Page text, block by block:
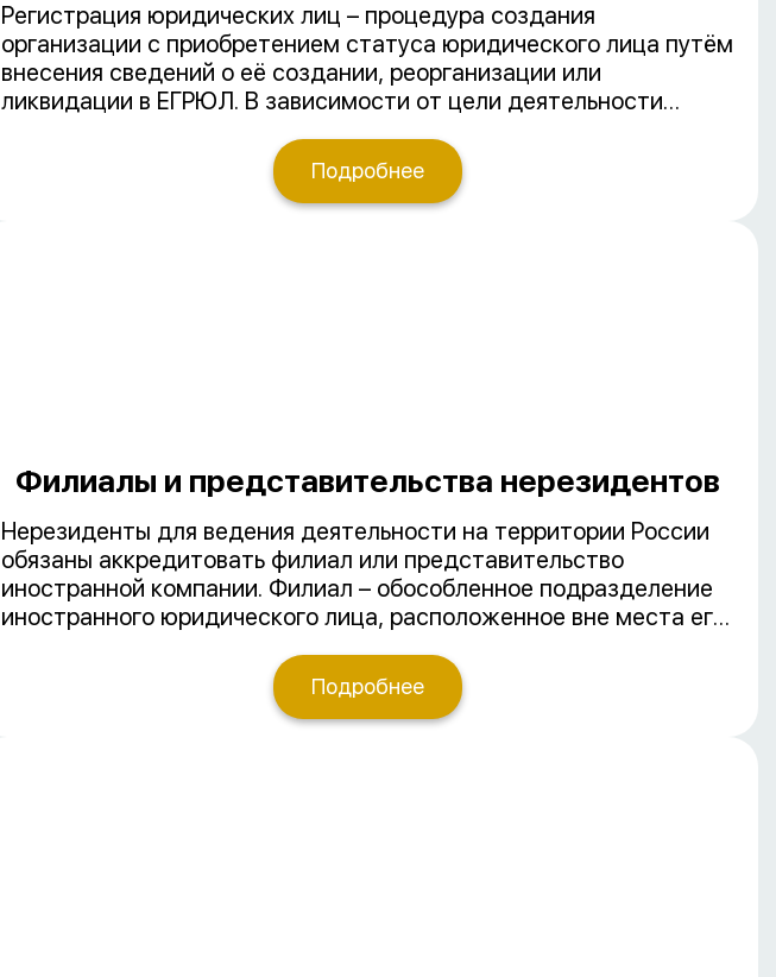
Регистрация юридических лиц – процедура создания
организации с приобретением статуса юридического лица путём
внесения сведений о её создании, реорганизации или
ликвидации в ЕГРЮЛ. В зависимости от цели деятельности
Наиболее востребованные формы коммерческих организаций –
общества с ограниченной ответственностью и акционерные
общества. Некоммерческие – благотворительные фонды,
Подробнее
Филиалы и представительства нерезидентов
Нерезиденты для ведения деятельности на территории России
обязаны аккредитовать филиал или представительство
иностранной компании. Филиал – обособленное подразделение
иностранного юридического лица, расположенное вне места его
Представительство, в отличие от филиала, выполняет только
функции представительства и защиты интересов иностранной
Подробнее